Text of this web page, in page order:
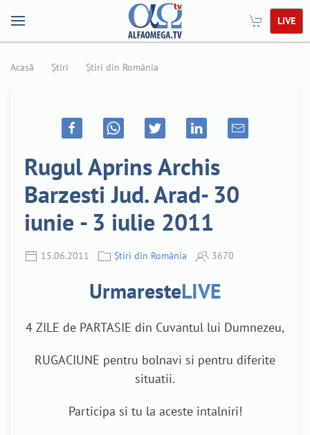
LIVE
Acasă Știri Știri din România
Rugul Aprins Archis
Barzesti Jud. Arad- 30
iunie - 3 iulie 2011
15.06.2011 Știri din România 3670
UrmaresteLIVE
4 ZILE de PARTASIE din Cuvantul lui Dumnezeu,
RUGACIUNE pentru bolnavi si pentru diferite
situatii.
Participa si tu la aceste intalniri!